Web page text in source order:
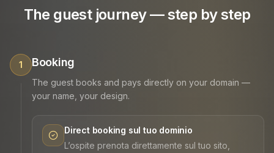
The guest journey — step by step
1 Booking
The guest books and pays directly on your domain —
your name, your design.
Direct booking sul tuo dominio
L’ospite prenota direttamente sul tuo sito,